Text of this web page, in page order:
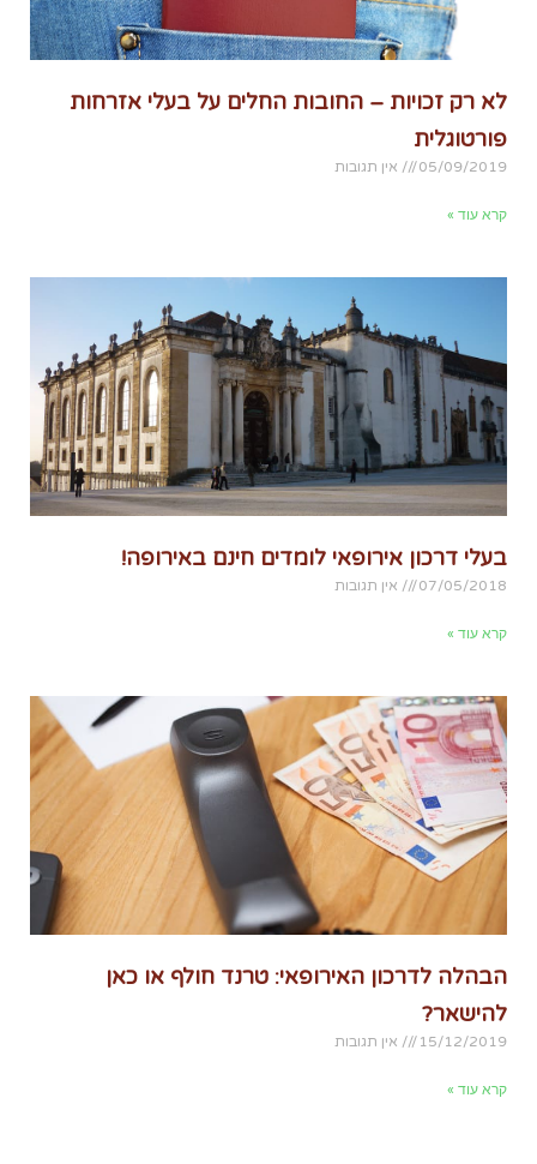
לא רק זכויות – החובות החלים על בעלי אזרחות
פורטוגלית
05/09/2019 אין תגובות
קרא עוד »
בעלי דרכון אירופאי לומדים חינם באירופה!
07/05/2018 אין תגובות
קרא עוד »
הבהלה לדרכון האירופאי: טרנד חולף או כאן
להישאר?
15/12/2019 אין תגובות
קרא עוד »